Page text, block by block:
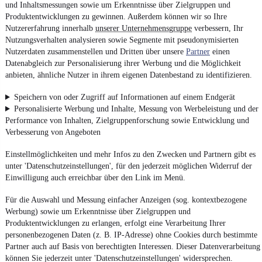
und Inhaltsmessungen sowie um Erkenntnisse über Zielgruppen und
Produktentwicklungen zu gewinnen. Außerdem können wir so Ihre
Nutzererfahrung innerhalb unserer Unternehmensgruppe verbessern, Ihr
Nutzungsverhalten analysieren sowie Segmente mit pseudonymisierten
Nutzerdaten zusammenstellen und Dritten über unsere Partner einen
Datenabgleich zur Personalisierung ihrer Werbung und die Möglichkeit
anbieten, ähnliche Nutzer in ihrem eigenen Datenbestand zu identifizieren.
Speichern von oder Zugriff auf Informationen auf einem Endgerät
Personalisierte Werbung und Inhalte, Messung von Werbeleistung und der
Performance von Inhalten, Zielgruppenforschung sowie Entwicklung und
Verbesserung von Angeboten
Einstellmöglichkeiten und mehr Infos zu den Zwecken und Partnern gibt es
unter 'Datenschutzeinstellungen', für den jederzeit möglichen Widerruf der
Einwilligung auch erreichbar über den Link im Menü.
Für die Auswahl und Messung einfacher Anzeigen (sog. kontextbezogene
Werbung) sowie um Erkenntnisse über Zielgruppen und
Produktentwicklungen zu erlangen, erfolgt eine Verarbeitung Ihrer
personenbezogenen Daten (z. B. IP-Adresse) ohne Cookies durch bestimmte
Partner auch auf Basis von berechtigten Interessen. Dieser Datenverarbeitung
können Sie jederzeit unter 'Datenschutzeinstellungen' widersprechen.